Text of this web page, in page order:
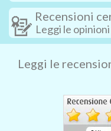
Recensioni
Leggi le
Leggi le